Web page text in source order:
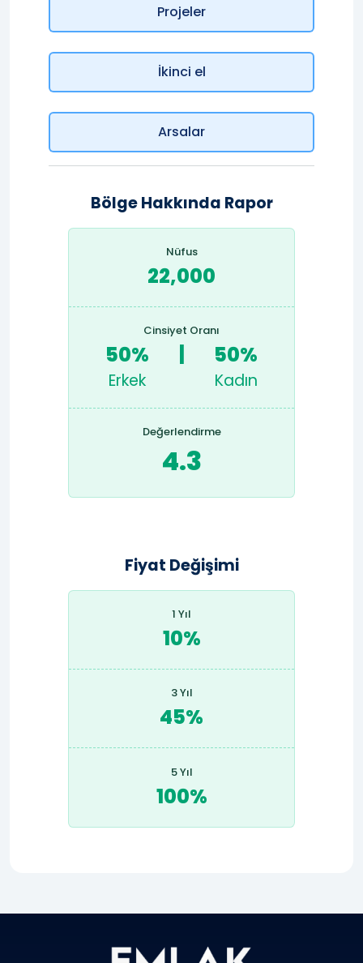
Projeler
İkinci el
Arsalar
Bölge Hakkında Rapor
Nüfus
22,000
Cinsiyet Oranı
50%
Erkek
50%
Kadın
Değerlendirme
4.3
Fiyat Değişimi
1 Yıl
10%
3 Yıl
45%
5 Yıl
100%